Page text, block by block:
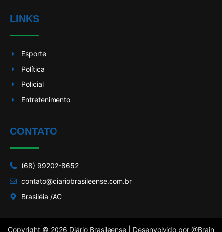
LINKS
Esporte
Política
Policial
Entretenimento
CONTATO
(68) 99202-8652
contato@diariobrasileense.com.br
Brasiléia /AC
Copyright © 2026 Diário Brasileense | Desenvolvido por @Brain